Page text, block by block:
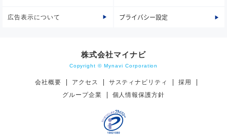
広告表示について プライバシー設定
株式会社マイナビ
Copyright © Mynavi Corporation
会社概要 アクセス サスティナビリティ
採用
グループ企業
個人情報保護方針